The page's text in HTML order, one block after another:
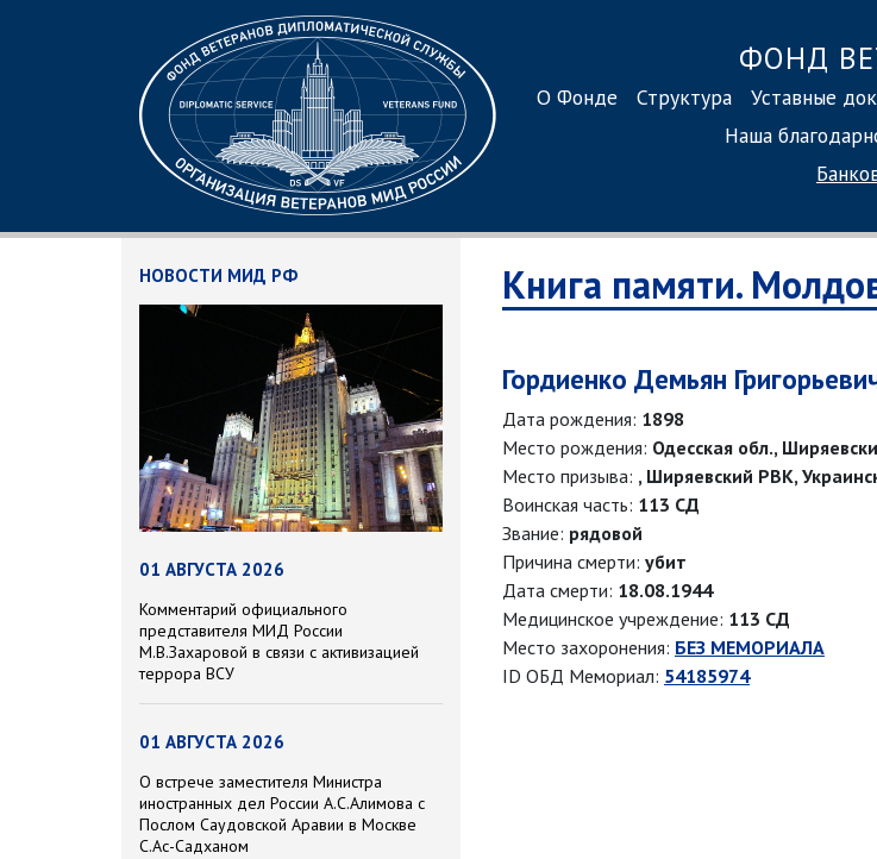
ФОНД
О Фонде Структура Уставные
Наша
НОВОСТИ МИД РФ
01 АВГУСТА 2026
Комментарий официального
представителя МИД России
М.В.Захаровой в связи с активизацией
террора ВСУ
01 АВГУСТА 2026
О встрече заместителя Министра
иностранных дел России А.С.Алимова с
Послом Саудовской Аравии в Москве
С.Ас-Садханом
Книга памяти.
Гордиенко Демьян
Дата рождения: 1898
Место рождения: Одесская обл.,
Место призыва: , Ширяевский РВК,
Воинская часть: 113 СД
Звание: рядовой
Причина смерти: убит
Дата смерти: 18.08.1944
Медицинское учреждение: 113 СД
Место захоронения: БЕЗ МЕМОРИАЛА
ID ОБД Мемориал: 54185974